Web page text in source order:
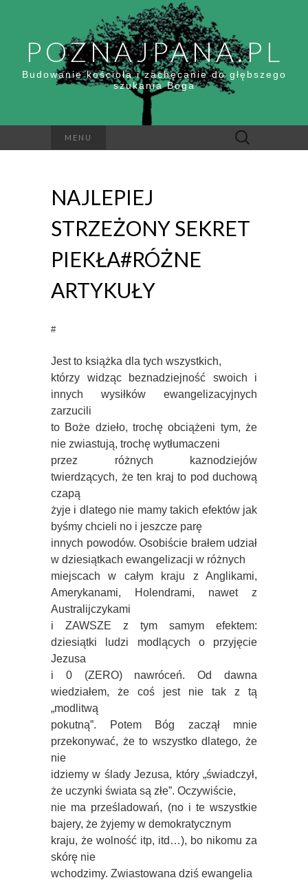
POZNAJPANA.PL
Budowanie kościoła i zachęcanie do głębszego
szukania Boga
MENU Szukaj:
NAJLEPIEJ
STRZEŻONY SEKRET
PIEKŁA#RÓŻNE
ARTYKUŁY
#
Jest to książka dla tych wszystkich,
którzy widząc beznadziejność swoich i
innych wysiłków ewangelizacyjnych
zarzucili
to Boże dzieło, trochę obciążeni tym, że
nie zwiastują, trochę wytłumaczeni
przez różnych kaznodziejów
twierdzących, że ten kraj to pod duchową
czapą
żyje i dlatego nie mamy takich efektów jak
byśmy chcieli no i jeszcze parę
innych powodów. Osobiście brałem udział
w dziesiątkach ewangelizacji w różnych
miejscach w całym kraju z Anglikami,
Amerykanami, Holendrami, nawet z
Australijczykami
i ZAWSZE z tym samym efektem:
dziesiątki ludzi modlących o przyjęcie
Jezusa
i 0 (ZERO) nawróceń. Od dawna
wiedziałem, że coś jest nie tak z tą
„modlitwą
pokutną”. Potem Bóg zaczął mnie
przekonywać, że to wszystko dlatego, że
nie
idziemy w ślady Jezusa, który „świadczył,
że uczynki świata są złe”. Oczywiście,
nie ma prześladowań, (no i te wszystkie
bajery, że żyjemy w demokratycznym
kraju, że wolność itp, itd…), bo nikomu za
skórę nie
wchodzimy. Zwiastowana dziś ewangelia